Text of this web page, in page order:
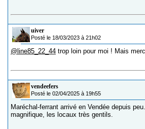
uiver
Posté le 18/03/2023 à 21h02
@line85_22_44 trop loin pour moi ! Mais
vendeefers
Posté le 02/04/2025 à 19h55
Maréchal-ferrant arrivé en Vendée depuis
magnifique, les locaux très gentils.